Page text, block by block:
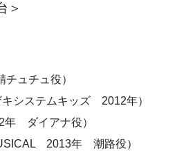
＞
ュチュ役）
キシステムキッズ 2012年）
年 ダイアナ役）
2013年 潮路役）